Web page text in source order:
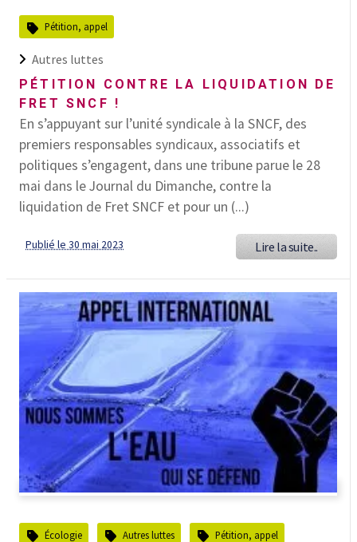
Pétition, appel
Autres luttes
PÉTITION CONTRE LA LIQUIDATION DE
FRET SNCF !
En s’appuyant sur l’unité syndicale à la SNCF, des
premiers responsables syndicaux, associatifs et
politiques s’engagent, dans une tribune parue le 28
mai dans le Journal du Dimanche, contre la
liquidation de Fret SNCF et pour un (...)
Publié le 30 mai 2023 Lire la suite..
Écologie Autres luttes Pétition, appel